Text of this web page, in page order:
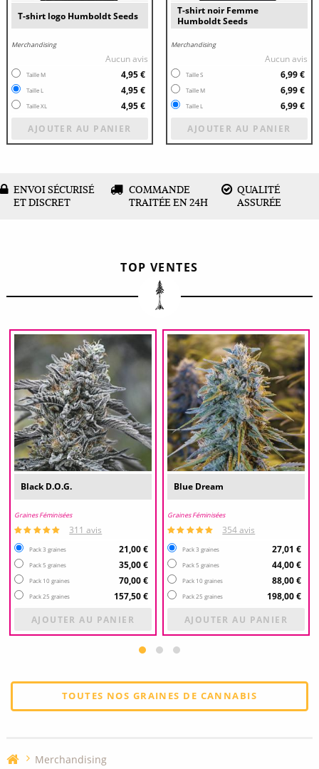
T-shirt logo Humboldt Seeds
Merchandising
Aucun avis
Taille M 4,95 €
Taille L 4,95 €
Taille XL
4,95 €
AJOUTER AU PANIER
T-shirt noir Femme
Humboldt Seeds
Merchandising
Aucun avis
Taille S 6,99 €
Taille M 6,99 €
Taille L
6,99 €
AJOUTER AU PANIER
ENVOI SÉCURISÉ
ET DISCRET
COMMANDE
TRAITÉE EN 24H
QUALITÉ
ASSURÉE
TOP VENTES
Black D.O.G.
Graines Féminisées
311 avis
Pack 3 graines 21,00 €
Pack 5 graines 35,00 €
Pack 10 graines 70,00 €
Pack 25 graines
157,50 €
AJOUTER AU PANIER
Blue Dream
Graines Féminisées
354 avis
Pack 3 graines 27,01 €
Pack 5 graines 44,00 €
Pack 10 graines 88,00 €
Pack 25 graines
198,00 €
AJOUTER AU PANIER
TOUTES NOS GRAINES DE CANNABIS
Merchandising